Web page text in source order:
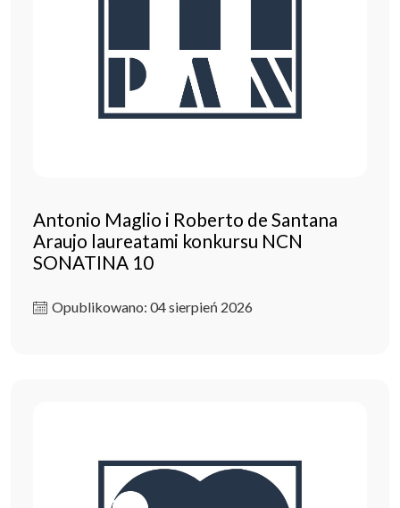
Antonio Maglio i Roberto de Santana
Araujo laureatami konkursu NCN
SONATINA 10
Opublikowano: 04 sierpień 2026